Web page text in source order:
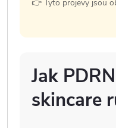
👉 Tyto projevy jsou
Jak
skincare